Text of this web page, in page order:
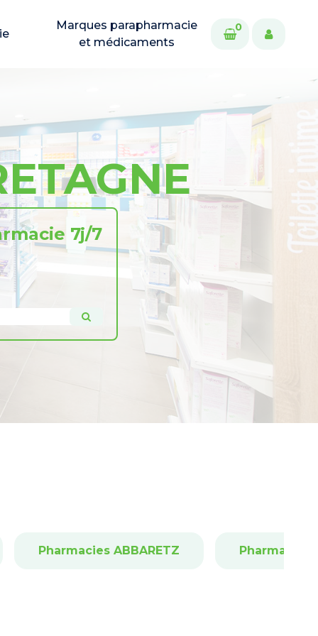
Marques parapharmacie
et médicaments
0
7j/7
Pharmacies ABBARETZ Pharmacies